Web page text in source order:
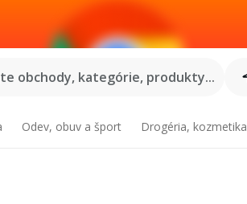
obchody, kategórie, produkty...
Odev, obuv a šport Drogéria, kozmetika